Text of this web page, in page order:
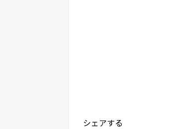
シェアする